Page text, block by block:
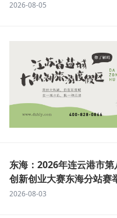
2026-08-05
东海：2026年连云港市第
创新创业大赛东海分站赛
2026-08-03